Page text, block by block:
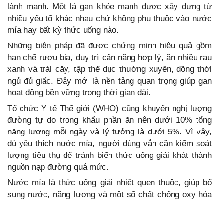
lành mạnh. Một lá gan khỏe mạnh được xây dựng từ
nhiều yếu tố khác nhau chứ không phụ thuộc vào nước
mía hay bất kỳ thức uống nào.
Những biện pháp đã được chứng minh hiệu quả gồm
hạn chế rượu bia, duy trì cân nặng hợp lý, ăn nhiều rau
xanh và trái cây, tập thể dục thường xuyên, đồng thời
ngủ đủ giấc. Đây mới là nền tảng quan trọng giúp gan
hoạt động bền vững trong thời gian dài.
Tổ chức Y tế Thế giới (WHO) cũng khuyến nghị lượng
đường tự do trong khẩu phần ăn nên dưới 10% tổng
năng lượng mỗi ngày và lý tưởng là dưới 5%. Vì vậy,
dù yêu thích nước mía, người dùng vẫn cần kiểm soát
lượng tiêu thụ để tránh biến thức uống giải khát thành
nguồn nạp đường quá mức.
Nước mía là thức uống giải nhiệt quen thuộc, giúp bổ
sung nước, năng lượng và một số chất chống oxy hóa